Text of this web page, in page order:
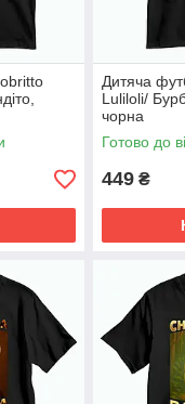
Дитяча
Luliloli/
чорна
Готово до
449 ₴